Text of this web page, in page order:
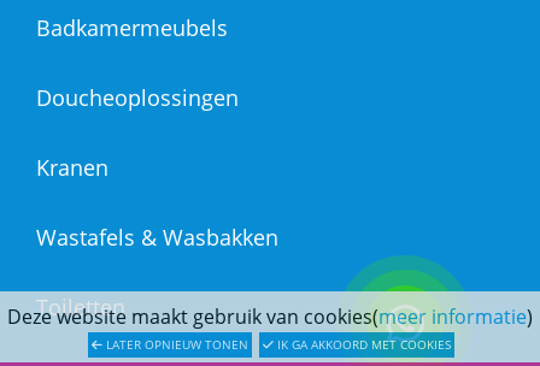
Deze website maakt gebruik van cookies(meer informatie)
LATER OPNIEUW TONEN IK GA AKKOORD MET COOKIES
Badkamermeubels
Doucheoplossingen
Kranen
Wastafels & Wasbakken
Toiletten